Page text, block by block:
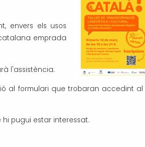
envers els usos
emprada
l'assistència.
al formulari que trobaran accedint
pugui estar interessat.